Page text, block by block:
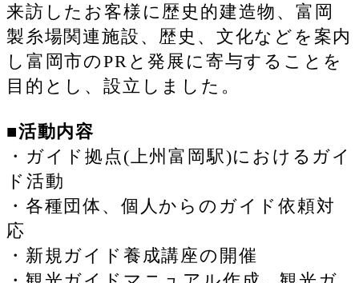
来訪したお客様に歴史的建造物、富岡
製糸場関連施設、歴史、文化などを案内
し富岡市のPRと発展に寄与することを
目的とし、設立しました。
■活動内容
・ガイド拠点(上州富岡駅)におけるガイ
ド活動
・各種団体、個人からのガイド依頼対
応
・新規ガイド養成講座の開催